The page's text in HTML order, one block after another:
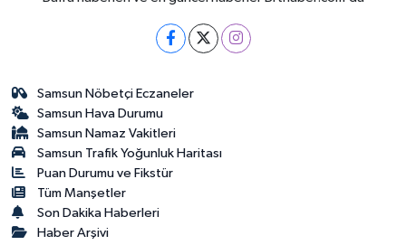
Samsun Nöbetçi Eczaneler
Samsun Hava Durumu
Samsun Namaz Vakitleri
Samsun Trafik Yoğunluk Haritası
Puan Durumu ve Fikstür
Tüm Manşetler
Son Dakika Haberleri
Haber Arşivi